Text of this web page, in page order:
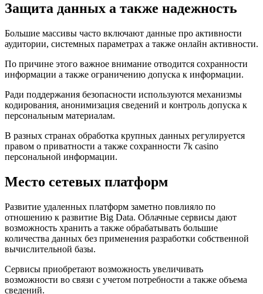
Защита данных а также надежность
Большие массивы часто включают данные про активности
аудитории, системных параметрах а также онлайн активности.
По причине этого важное внимание отводится сохранности
информации а также ограничению допуска к информации.
Ради поддержания безопасности используются механизмы
кодирования, анонимизация сведений и контроль допуска к
персональным материалам.
В разных странах обработка крупных данных регулируется
правом о приватности а также сохранности 7k casino
персональной информации.
Место сетевых платформ
Развитие удаленных платформ заметно повлияло по
отношению к развитие Big Data. Облачные сервисы дают
возможность хранить а также обрабатывать большие
количества данных без применения разработки собственной
вычислительной базы.
Сервисы приобретают возможность увеличивать
возможности во связи с учетом потребности а также объема
сведений.